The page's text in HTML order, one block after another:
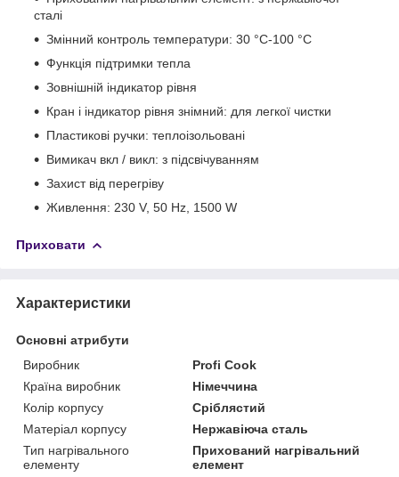
сталі
Змінний контроль температури: 30 °C-100 °C
Функція підтримки тепла
Зовнішній індикатор рівня
Кран і індикатор рівня знімний: для легкої чистки
Пластикові ручки: теплоізольовані
Вимикач вкл / викл: з підсвічуванням
Захист від перегріву
Живлення: 230 V, 50 Hz, 1500 W
Приховати
Характеристики
Основні атрибути
Виробник
Profi Cook
Країна виробник
Німеччина
Колір корпусу
Сріблястий
Матеріал корпусу
Нержавіюча сталь
Тип нагрівального
елементу
Прихований нагрівальний
елемент